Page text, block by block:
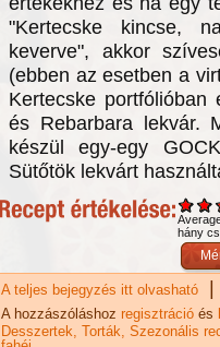
"Kertecske kincse,
keverve", akkor
(ebben az esetben a
Kertecske portfólióban
és Rebarbara lekvár.
készül egy-egy
Sütőtök lekvárt
hány
A teljes bejegyzés itt olvasható |
A hozzászóláshoz regisztráció és
Desszertek Torták Szezonális